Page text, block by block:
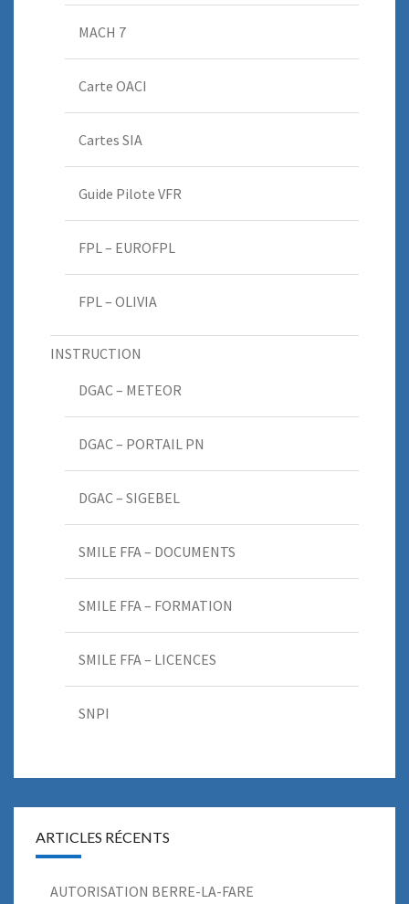
MACH 7
Carte OACI
Cartes SIA
Guide Pilote VFR
FPL – EUROFPL
FPL – OLIVIA
INSTRUCTION
DGAC – METEOR
DGAC – PORTAIL PN
DGAC – SIGEBEL
SMILE FFA – DOCUMENTS
SMILE FFA – FORMATION
SMILE FFA – LICENCES
SNPI
ARTICLES RÉCENTS
AUTORISATION BERRE-LA-FARE